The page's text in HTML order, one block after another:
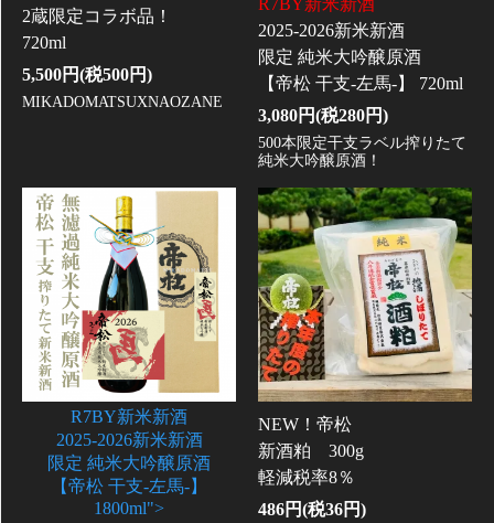
2蔵限定コラボ品！
720ml
5,500円(税500円)
MIKADOMATSUXNAOZANE
R7BY新米新酒
2025-2026新米新酒
限定 純米大吟醸原酒
【帝松 干支-左馬-】 720ml
3,080円(税280円)
500本限定干支ラベル搾りたて
純米大吟醸原酒！
R7BY新米新酒
2025-2026新米新酒
限定 純米大吟醸原酒
【帝松 干支-左馬-】
1800ml">
NEW！帝松
新酒粕 300g
軽減税率8％
486円(税36円)